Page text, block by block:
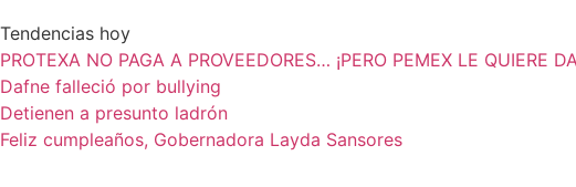
Tendencias hoy
PROTEXA NO PAGA A PROVEEDORES… ¡PERO PEMEX LE QUIERE
Dafne falleció por bullying
Detienen a presunto ladrón
Feliz cumpleaños, Gobernadora Layda Sansores